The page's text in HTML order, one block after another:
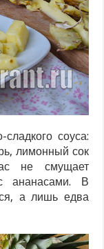
соуса:
лимонный сок
не смущает
ананасами. В
а лишь едва